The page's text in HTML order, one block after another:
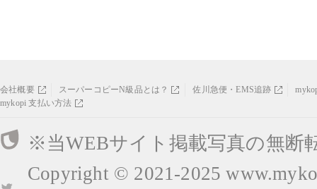
会社概要 スーパーコピーN級品とは？ 佐川急便・EMS追跡
mykopi 支払い方法
※当WEBサイト掲載写真の無断
Copyright © 2021-2025